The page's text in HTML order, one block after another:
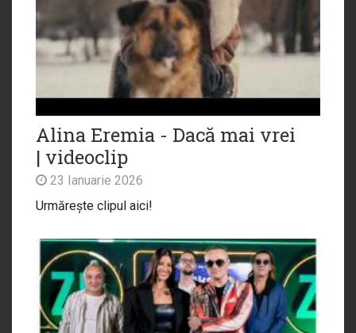
Alina Eremia - Dacă mai vrei
| videoclip
23 Ianuarie 2026
Urmărește clipul aici!